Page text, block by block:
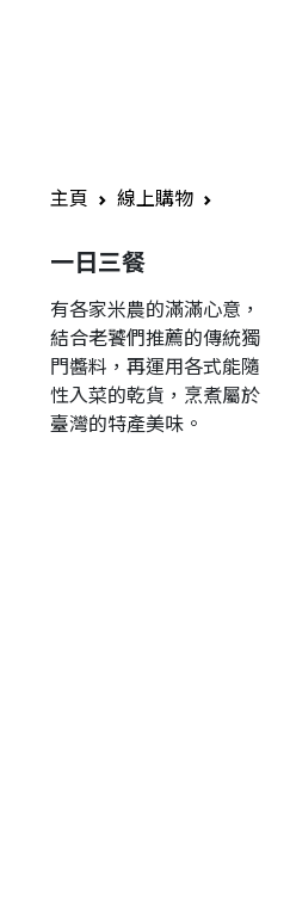
主頁
線上購物
一日三餐
有各家米農的滿滿心意，
結合老饕們推薦的傳統獨
門醬料，再運用各式能隨
性入菜的乾貨，烹煮屬於
臺灣的特產美味。